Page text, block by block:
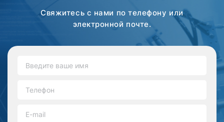
Свяжитесь с нами по телефону или
электронной почте.